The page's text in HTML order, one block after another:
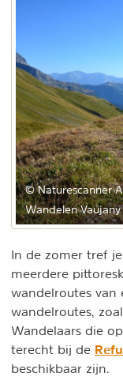
© Naturescanner
Wandelen Vaujany
In de zomer tref
meerdere
wandelroutes van
wandelroutes,
Wandelaars die
terecht bij de
beschikbaar zijn.